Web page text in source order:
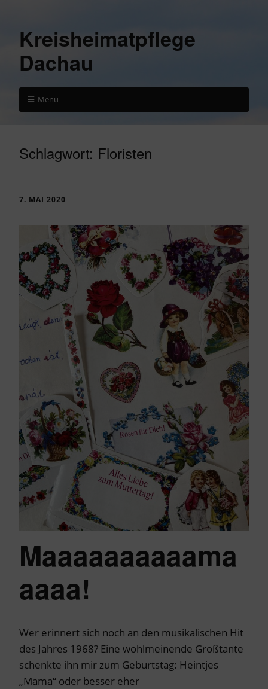
Kreisheimatpflege
Dachau
Menü
Schlagwort: Floristen
7. MAI 2020
Maaaaaaaaaama
aaaa!
Wer erinnert sich noch an den musikalischen Hit
des Jahres 1968? Eine wohlmeinende Großtante
schenkte ihn mir zum Geburtstag: Heintjes
„Mama“ oder besser eher